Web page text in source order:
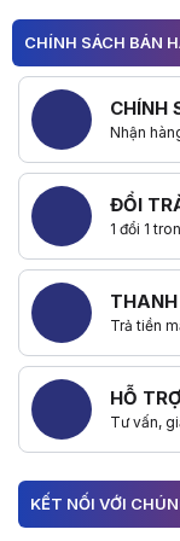
CHÍNH SÁCH BÁN
CHÍNH
Nhận
ĐỔI
1 đổi 1
Trả tiền
HỖ
Tư vấn,
KẾT NỐI VỚI